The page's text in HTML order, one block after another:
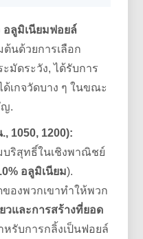
อลูมิเนียมฟอยล์
ต้นด้วยการเลือก
มัดระวัง, ได้รับการ
เกจวัดบาง ๆ ในขณะ
.
1050, 1200):
ริสุทธิ์ในเชิงพาณิชย์
อลูมิเนียม).
องพวกเขาทำให้พวก
วและการสร้างที่ยอด
หรับการกลิ้งเป็นฟอยล์